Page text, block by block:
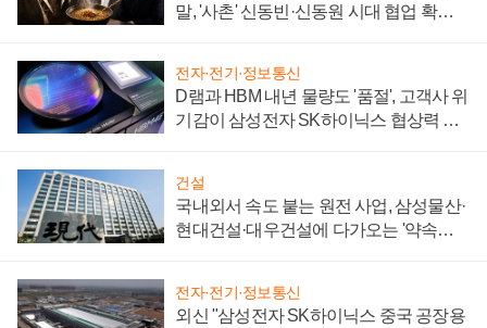
말, '사촌' 신동빈·신동원 시대 협업 확대
전자·전기·정보통신
D램과 HBM 내년 물량도 '품절', 고객사 위
기감이 삼성전자 SK하이닉스 협상력 더
건설
국내외서 속도 붙는 원전 사업, 삼성물산·
현대건설·대우건설에 다가오는 '약속의
전자·전기·정보통신
외신 "삼성전자 SK하이닉스 중국 공장용